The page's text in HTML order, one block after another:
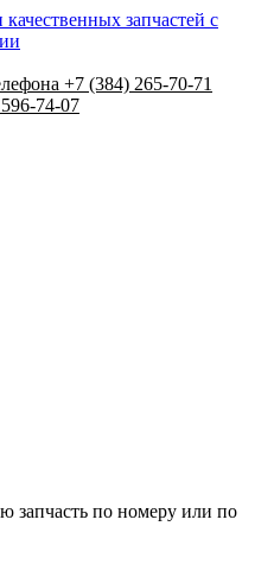
запчастей с
+7 (384) 265-70-71
74-07
запчасть по номеру или по